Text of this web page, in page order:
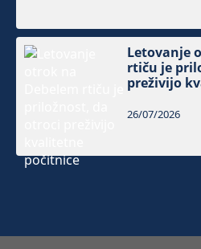
Letovanje
rtiču je
preživijo
26/07/2026